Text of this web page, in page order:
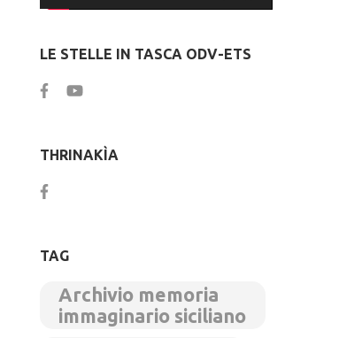
LE STELLE IN TASCA ODV-ETS
THRINAKÌA
TAG
Archivio memoria
immaginario siciliano